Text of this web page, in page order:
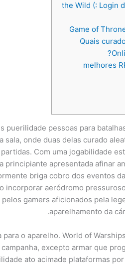
the Wild (: Login
Game of
Quais
melhores
puerilidade pessoas para
onde duas delas curado
Com uma jogabilidade
apresentada afinar
briga cobro dos eventos
incorporar aeródromo
gamers aficionados pela
aparelhamento da
o aparelho. World of
excepto armar que
ato acimade plataformas